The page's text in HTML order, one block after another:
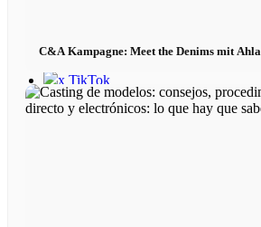
x TikTok
C&A Kampagne: Meet the Denims mit